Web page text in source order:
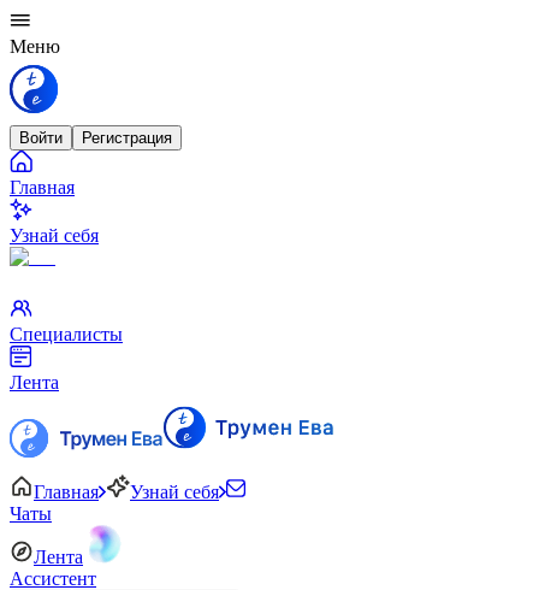
Меню
Войти Регистрация
Главная
Узнай себя
Специалисты
Лента
Главная
Узнай себя
Чаты
Лента
Ассистент